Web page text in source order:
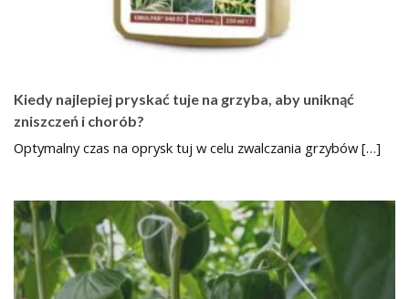
Kiedy najlepiej pryskać tuje na grzyba, aby uniknąć
zniszczeń i chorób?
Optymalny czas na oprysk tuj w celu zwalczania grzybów […]